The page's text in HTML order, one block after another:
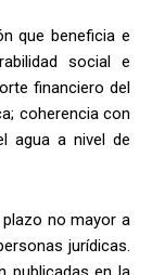
que beneficia e
social e
financiero del
coherencia con
agua a nivel de
no mayor a
jurídicas.